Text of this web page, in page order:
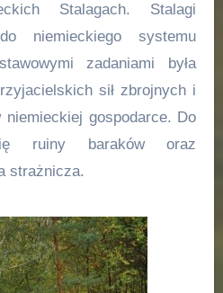
Stalagach. Stalagi
niemieckiego systemu
zadaniami była
sił zbrojnych i
gospodarce. Do
ruiny baraków oraz
strażnicza.